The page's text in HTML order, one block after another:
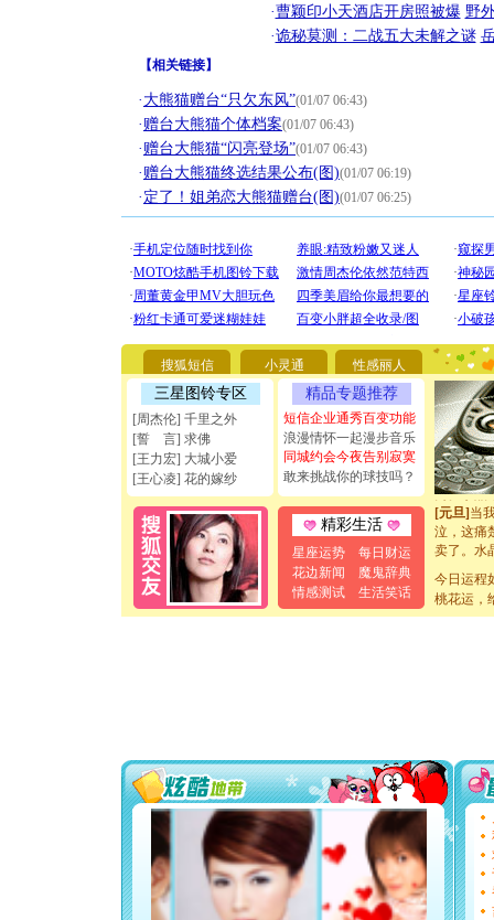
·曹颖印小天酒店开房照被爆 野
·诡秘莫测：二战五大未解之谜
【相关链接】
· 大熊猫赠台“只欠东风”(01/07 06:43)
·赠台大熊猫个体档案(01/07 06:43)
·赠台大熊猫“闪亮登场”(01/07 06:43)
·赠台大熊猫终选结果公布(图)(01/07 06:19)
· 定了！姐弟恋大熊猫赠台(图)(01/07 06:25)
搜狐短信 小灵通 性感丽人
三星图铃专区
[周杰伦] 千里之外
[誓 言] 求佛
[王力宏] 大城小爱
[王心凌] 花的嫁纱
精品专题推荐
短信企业通秀百变功能
浪漫情怀一起漫步音乐
同城约会今夜告别寂寞
敢来挑战你的球技吗？
精彩生活
星座运势
每日财运
花边新闻
魔鬼辞典
情感测试
生活笑话
你太多
要平安
[圣诞节]
能正大
天都要快
[圣诞节]
如意,快
[元旦]看
断电。爱
你是我专
[元旦]如
起；二是
离。水晶
[元旦]当
泣，这痛
卖了。水
[春节] 风
颜！冬去
道一声平
[春节]传
天都要快
[圣诞节]
如意,快
[元旦]
看
断电。
你是我
[元旦]
如
起；二
离。水
今日运程
桃花运，